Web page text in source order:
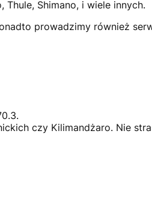
Shimano, i wiele innych.
prowadzimy również
czy Kilimandżaro. Nie